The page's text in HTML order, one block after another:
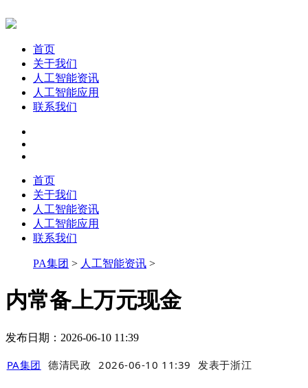
首页
关于我们
人工智能资讯
人工智能应用
联系我们
首页
关于我们
人工智能资讯
人工智能应用
联系我们
PA集团 > 人工智能资讯 >
内常备上万元现金
发布日期：2026-06-10 11:39
PA集团 德清民政 2026-06-10 11:39 发表于浙江